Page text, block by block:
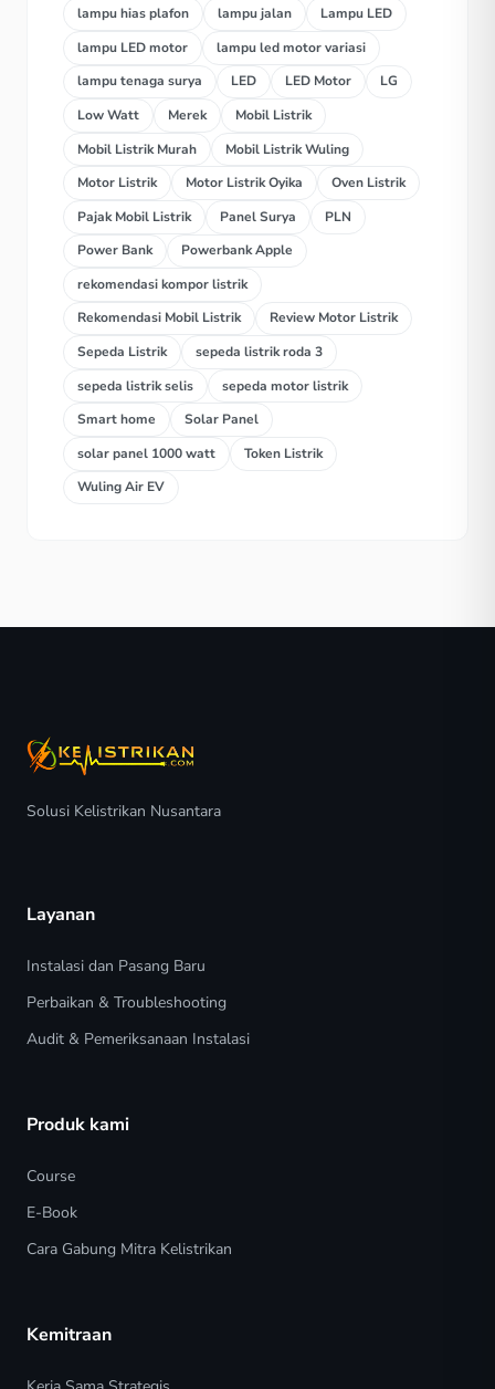
lampu hias plafon
lampu jalan
Lampu LED
lampu LED motor
lampu led motor variasi
lampu tenaga surya
LED LED Motor
LG
Low Watt
Merek
Mobil Listrik
Mobil Listrik Murah
Mobil Listrik Wuling
Motor Listrik
Motor Listrik Oyika
Oven Listrik
Pajak Mobil Listrik
Panel Surya
PLN
Power Bank
Powerbank Apple
rekomendasi kompor listrik
Rekomendasi Mobil Listrik
Review Motor Listrik
Sepeda Listrik
sepeda listrik roda 3
sepeda listrik selis
sepeda motor listrik
Smart home
Solar Panel
solar panel 1000 watt
Token Listrik
Wuling Air EV
Solusi Kelistrikan Nusantara
Layanan
Instalasi dan Pasang Baru
Perbaikan & Troubleshooting
Audit & Pemeriksanaan Instalasi
Produk kami
Course
E-Book
Cara Gabung Mitra Kelistrikan
Kemitraan